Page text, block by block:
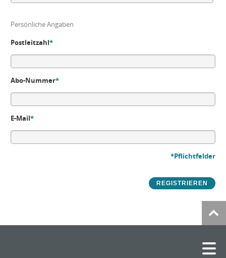
Persönliche Angaben
Postleitzahl*
Abo-Nummer*
E-Mail*
*Pflichtfelder